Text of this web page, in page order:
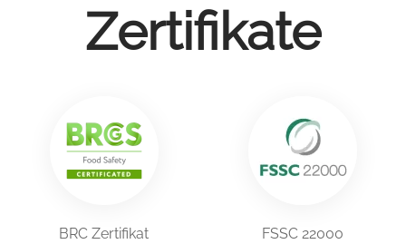
Zertifikate
BRC Zertifikat FSSC 22000